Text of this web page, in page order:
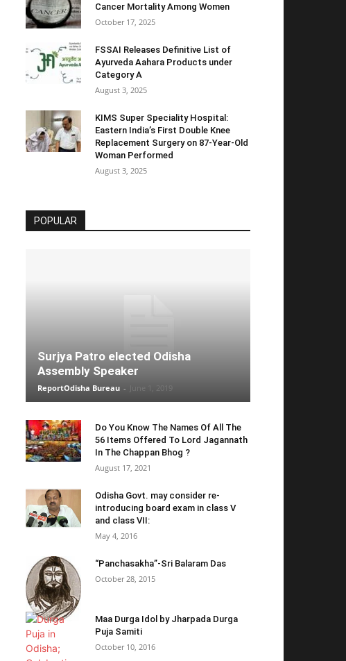
Cancer Mortality Among Women
October 17, 2025
FSSAI Releases Definitive List of
Ayurveda Aahara Products under
Category A
August 3, 2025
KIMS Super Speciality Hospital:
Eastern India’s First Double Knee
Replacement Surgery on 87-Year-Old
Woman Performed
August 3, 2025
POPULAR
Surjya Patro elected Odisha
Assembly Speaker
ReportOdisha Bureau -
Do You Know The Names Of All The
56 Items Offered To Lord Jagannath
In The Chappan Bhog ?
August 17, 2021
Odisha Govt. may consider re-
introducing board exam in class V
and class VII:
May 4, 2016
“Panchasakha”-Sri Balaram Das
October 28, 2015
Maa Durga Idol by Jharpada Durga
Puja Samiti
October 10, 2016